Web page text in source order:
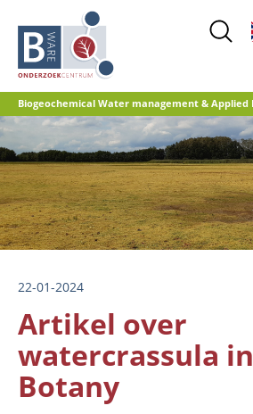
main
content
Biogeochemical Water management & Applied
Main
menuStikstof
Waterkwaliteit
Herstelbeheer
Natuurontwikkeling
Referentiedatabase GRIP
22-01-2024
Artikel over
watercrassula
Botany